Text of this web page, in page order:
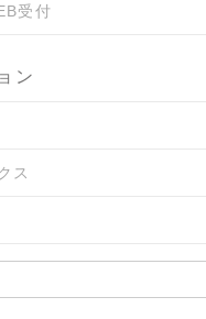
受付
ン
ス